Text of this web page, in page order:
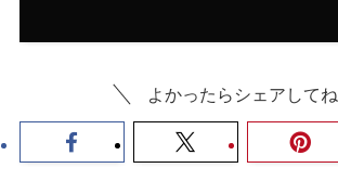
よかったらシェアしてね